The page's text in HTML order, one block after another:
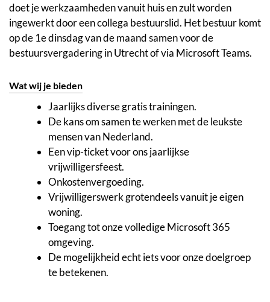
doet je werkzaamheden vanuit huis en zult worden
ingewerkt door een collega bestuurslid. Het bestuur komt
op de 1e dinsdag van de maand samen voor de
bestuursvergadering in Utrecht of via Microsoft Teams.
Wat wij je bieden
Jaarlijks diverse gratis trainingen.
De kans om samen te werken met de leukste
mensen van Nederland.
Een vip-ticket voor ons jaarlijkse
vrijwilligersfeest.
Onkostenvergoeding.
Vrijwilligerswerk grotendeels vanuit je eigen
woning.
Toegang tot onze volledige Microsoft 365
omgeving.
De mogelijkheid echt iets voor onze doelgroep
te betekenen.